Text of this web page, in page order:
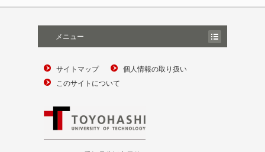
メニュー
サイトマップ
個人情報の取り扱い
このサイトについて